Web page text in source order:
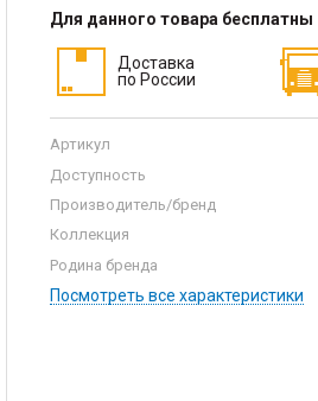
Для данного товара бесплатны
Доставка
по России
Артикул
Доступность
Производитель/бренд
Коллекция
Родина бренда
Посмотреть все характеристики